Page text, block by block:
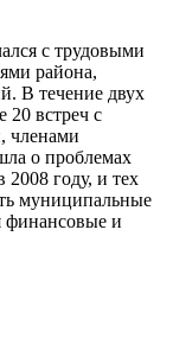
с трудовыми
района,
В течение двух
20 встреч с
членами
о проблемах
2008 году, и тех
муниципальные
финансовые и